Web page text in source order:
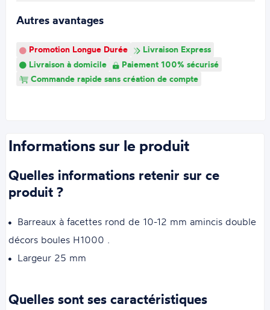
Autres avantages
Promotion Longue Durée
Livraison Express
Livraison à domicile
Paiement 100% sécurisé
Commande rapide sans création de compte
Informations sur le produit
Quelles informations retenir sur ce
produit ?
Barreaux à facettes rond de 10-12 mm amincis double
décors boules H1000 .
Largeur 25 mm
Quelles sont ses caractéristiques